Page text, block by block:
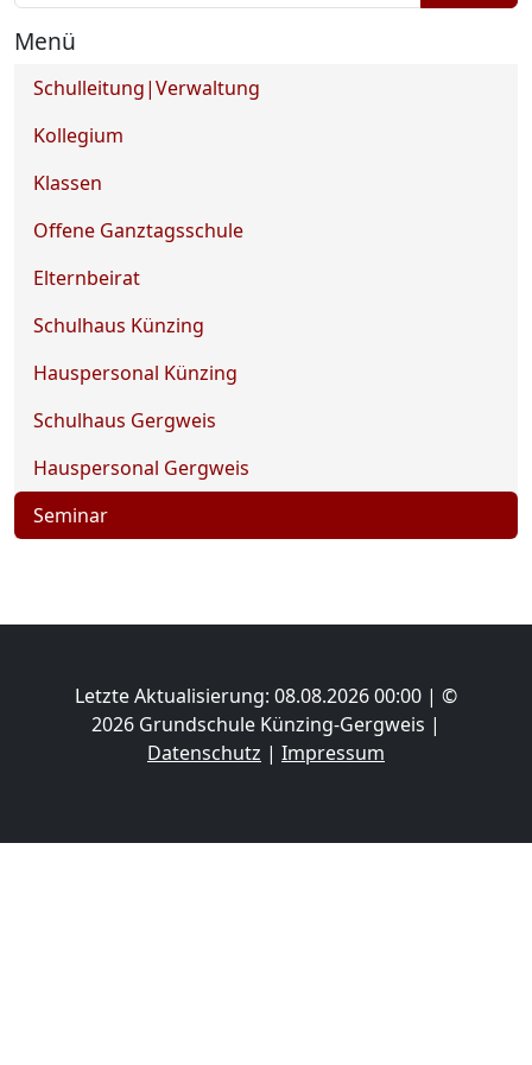
Menü
Navigation überspringen
Schulleitung|Verwaltung
Kollegium
Klassen
Offene Ganztagsschule
Elternbeirat
Schulhaus Künzing
Hauspersonal Künzing
Schulhaus Gergweis
Hauspersonal Gergweis
Seminar
Letzte Aktualisierung: 08.08.2026 00:00 | ©
2026 Grundschule Künzing-Gergweis |
Datenschutz | Impressum